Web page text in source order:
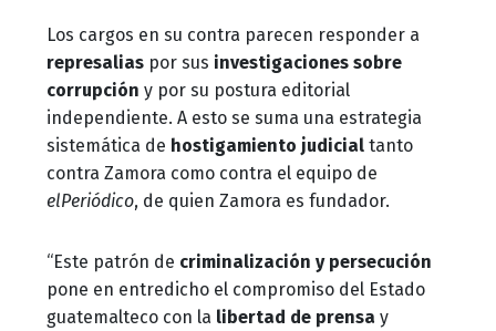
Los cargos en su contra parecen responder a
represalias por sus investigaciones sobre
corrupción y por su postura editorial
independiente. A esto se suma una estrategia
sistemática de hostigamiento judicial tanto
contra Zamora como contra el equipo de
elPeriódico, de quien Zamora es fundador.
“Este patrón de criminalización y persecución
pone en entredicho el compromiso del Estado
guatemalteco con la libertad de prensa y